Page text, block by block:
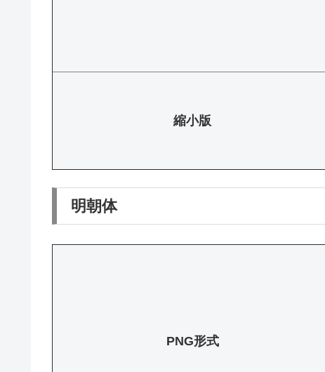
縮小版
明朝体
PNG形式